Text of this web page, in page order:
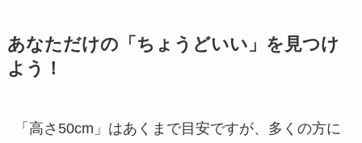
あなただけの「ちょうどいい」を見つけ
よう！
「高さ50cm」はあくまで目安ですが、多くの方に